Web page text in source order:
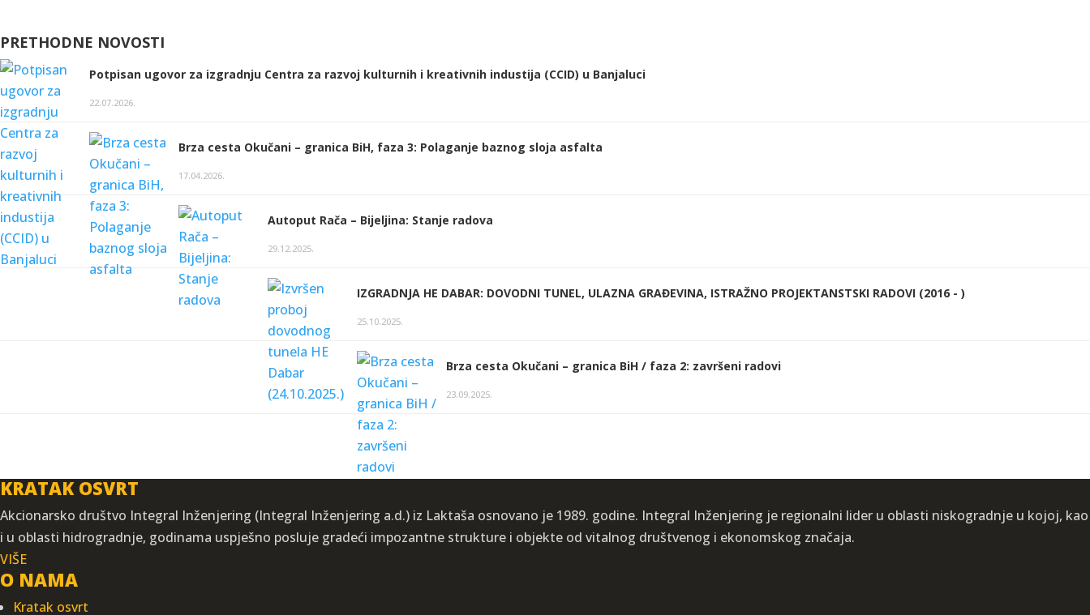
PRETHODNE NOVOSTI
Potpisan ugovor za izgradnju Centra za razvoj kulturnih i kreativnih industija (CCID) u Banjaluci
22.07.2026.
Brza cesta Okučani – granica BiH, faza 3: Polaganje baznog sloja asfalta
17.04.2026.
Autoput Rača – Bijeljina: Stanje radova
29.12.2025.
IZGRADNJA HE DABAR: DOVODNI TUNEL, ULAZNA GRAĐEVINA, ISTRAŽNO PROJEKTANSTSKI RADOVI (2016 - )
25.10.2025.
Brza cesta Okučani – granica BiH / faza 2: završeni radovi
23.09.2025.
KRATAK OSVRT
Akcionarsko društvo Integral Inženjering (Integral Inženjering a.d.) iz Laktaša osnovano je 1989. godine. Integral Inženjering je regionalni lider u oblasti niskogradnje u kojoj, kao
i u oblasti hidrogradnje, godinama uspješno posluje gradeći impozantne strukture i objekte od vitalnog društvenog i ekonomskog značaja.
VIŠE
O NAMA
Kratak osvrt